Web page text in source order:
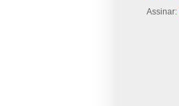
Assinar: